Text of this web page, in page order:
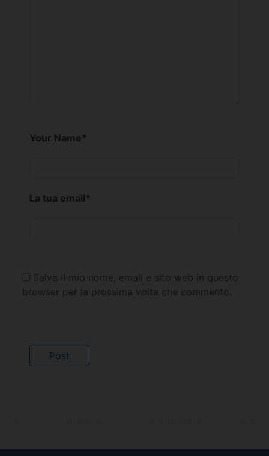
Your Name*
La tua email*
Salva il mio nome, email e sito web in questo
browser per la prossima volta che commento.